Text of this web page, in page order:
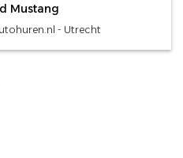
Mustang
- Utrecht